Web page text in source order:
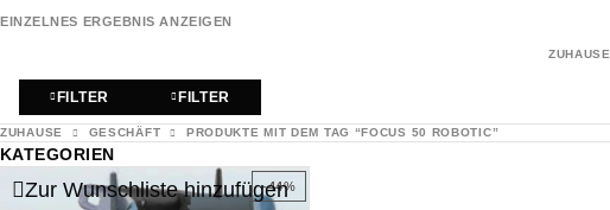
EINZELNES ERGEBNIS ANZEIGEN
ZUHAUSE
FILTER FILTER
ZUHAUSE GESCHÄFT PRODUKTE MIT DEM TAG “FOCUS 50 ROBOTIC”
KATEGORIEN
-44%
Zur Wunschliste hinzufügen